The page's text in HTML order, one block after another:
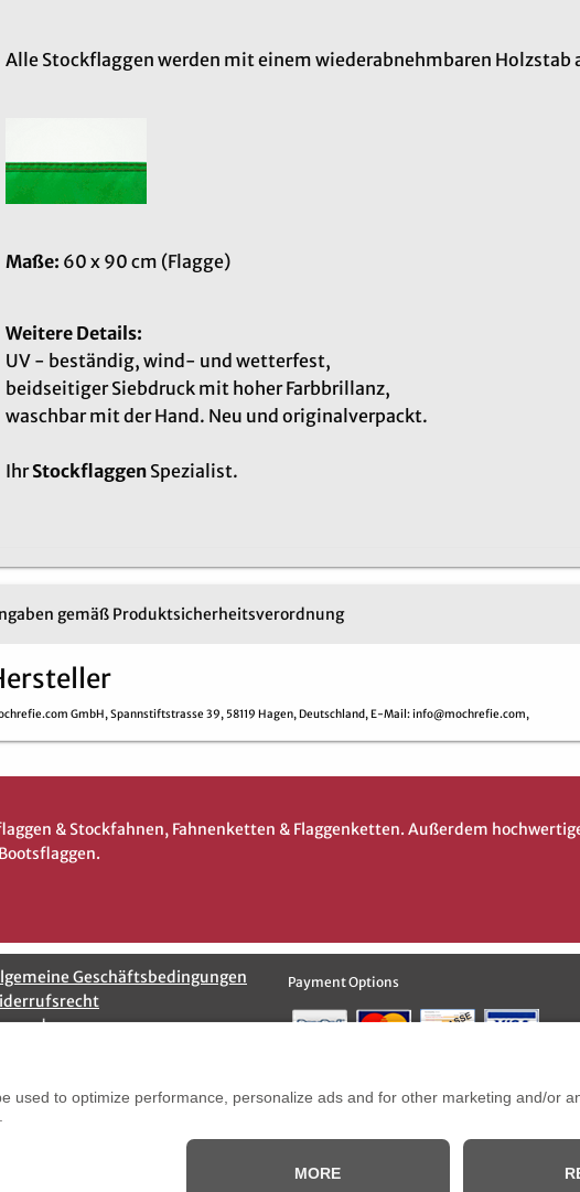
Alle Stockflaggen werden mit einem wiederabnehmbaren Holzstab
Maße: 60 x 90 cm (Flagge)
Weitere Details:
UV - beständig, wind- und wetterfest,
beidseitiger Siebdruck mit hoher Farbbrillanz,
waschbar mit der Hand. Neu und originalverpackt.
IhrStockflaggenSpezialist.
gemäß Produktsicherheitsverordnung
GmbH,Spannstiftstrasse 39, 58119 Hagen,Deutschland,E-Mail: info@mochrefie.com,
& Stockfahnen, Fahnenketten & Flaggenketten. Außerdem
Geschäftsbedingungen
Payment Options